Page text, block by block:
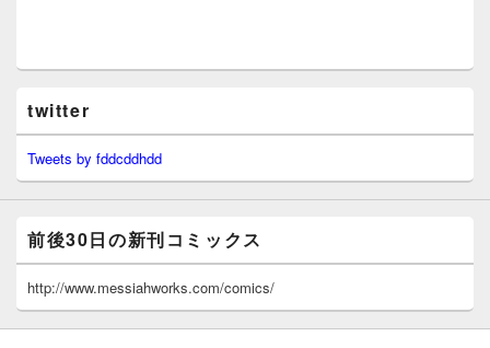
twitter
Tweets by fddcddhdd
前後30日の新刊コミックス
http://www.messiahworks.com/comics/